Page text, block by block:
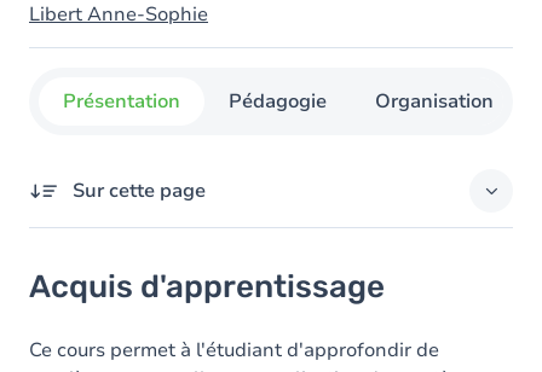
Libert Anne-Sophie
Présentation Pédagogie Organisation
Sur cette page
Contenu
Table des matières
Acquis d'apprentissage
Ce cours permet à l'étudiant d'approfondir de